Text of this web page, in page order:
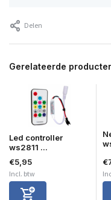
Delen
Gerelateerde
Led controller
ws2811 ...
€5,95
Incl. btw